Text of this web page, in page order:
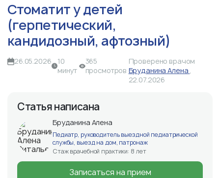
Стоматит у детей
(герпетический,
кандидозный, афтозный)
26.05.2026
10
минут
365
просмотров
Проверено врачом
Бруданина Алена ,
22.07.2026
Статья написана
Бруданина Алена
Педиатр, руководитель выездной педиатрической
службы, выезд на дом, патронаж
Стаж врачебной практики: 8 лет
Записаться на прием